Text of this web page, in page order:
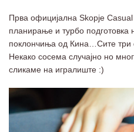
Прва официјална Skopje
планирање и турбо подготовка
поклончиња од Кина…Сите три
Некако сосема случајно но
сликаме на игралиште :)